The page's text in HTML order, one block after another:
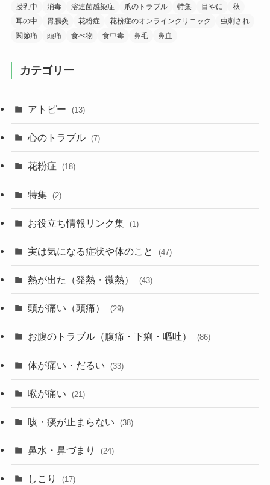
授乳中
消毒 溶連菌感染症 爪のトラブル 特集 目やに
秋
耳の中
胃腸炎 花粉症 花粉症のオンラインクリニック
虫刺され
関節痛
頭痛 食べ物 食中毒 鼻毛 鼻血
カテゴリー
アトピー (13)
心のトラブル (7)
花粉症 (18)
特集 (2)
お役立ち情報リンク集 (1)
実は気になる症状や体のこと (47)
熱が出た（発熱・微熱） (43)
頭が痛い（頭痛） (29)
お腹のトラブル（腹痛・下痢・嘔吐） (86)
体が痛い・だるい (33)
喉が痛い (21)
咳・痰が止まらない (38)
鼻水・鼻づまり (24)
しこり (17)